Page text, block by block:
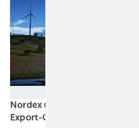
Nordex und Senvion: Erfolg bei
Export-Offensiven